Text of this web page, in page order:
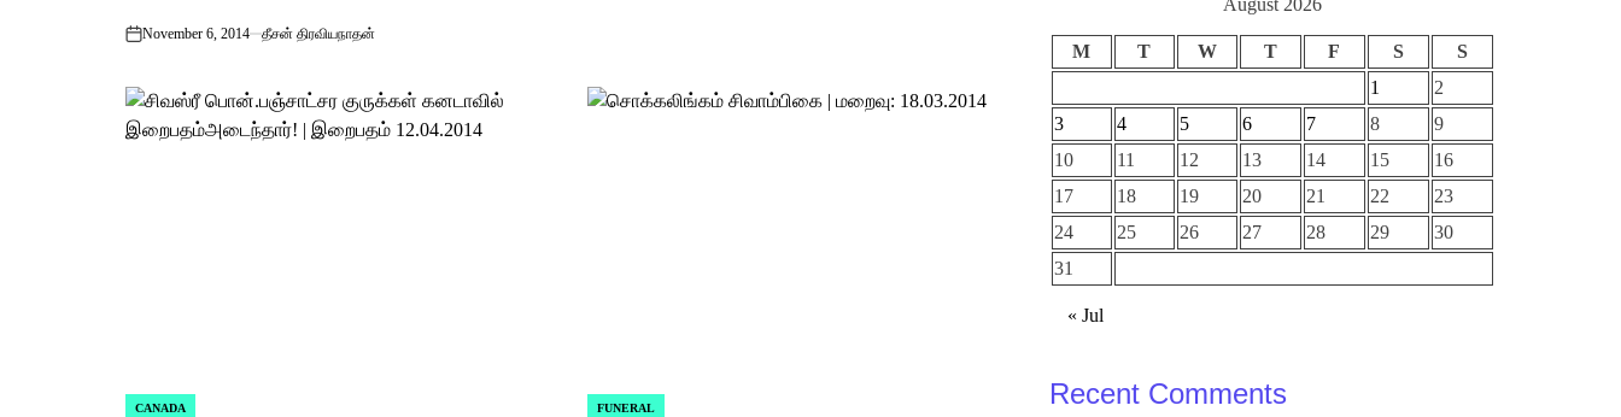
on
November 6, 2014 தீசன் திரவியநாதன்
CANADA FUNERAL
M T W T F S
S
1
2
3
4 5 6 7 8
9
10
11 12 13 14 15
16
17
18 19 20 21 22
23
24
25 26 27 28 29
30
31
« Jul
Recent Comments